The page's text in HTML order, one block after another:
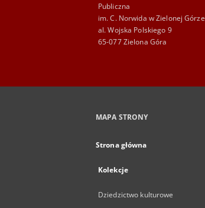
Publiczna
im. C. Norwida w Zielonej Górze
al. Wojska Polskiego 9
65-077 Zielona Góra
MAPA STRONY
Strona główna
Kolekcje
Dziedzictwo kulturowe